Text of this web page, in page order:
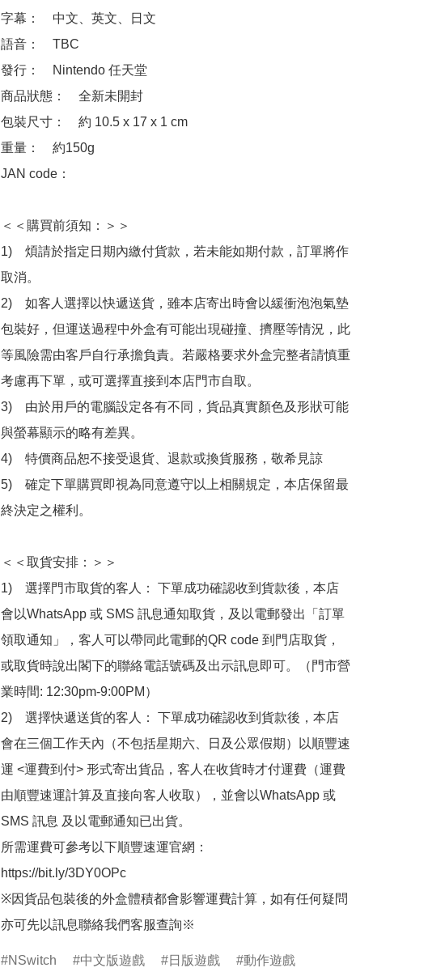
字幕：　中文、英文、日文
語音：　TBC
發行：　Nintendo 任天堂
商品狀態：　全新未開封
包裝尺寸：　約 10.5 x 17 x 1 cm
重量：　約150g
JAN code：
＜＜購買前須知：＞＞
1)　煩請於指定日期內繳付貨款，若未能如期付款，訂單將作
取消。
2)　如客人選擇以快遞送貨，雖本店寄出時會以緩衝泡泡氣墊
包裝好，但運送過程中外盒有可能出現碰撞、擠壓等情況，此
等風險需由客戶自行承擔負責。若嚴格要求外盒完整者請慎重
考慮再下單，或可選擇直接到本店門市自取。
3)　由於用戶的電腦設定各有不同，貨品真實顏色及形狀可能
與螢幕顯示的略有差異。
4)　特價商品恕不接受退貨、退款或換貨服務，敬希見諒
5)　確定下單購買即視為同意遵守以上相關規定，本店保留最
終決定之權利。
＜＜取貨安排：＞＞
1)　選擇門市取貨的客人： 下單成功確認收到貨款後，本店
會以WhatsApp 或 SMS 訊息通知取貨，及以電郵發出「訂單
領取通知」，客人可以帶同此電郵的QR code 到門店取貨，
或取貨時說出閣下的聯絡電話號碼及出示訊息即可。（門市營
業時間: 12:30pm-9:00PM）
2)　選擇快遞送貨的客人： 下單成功確認收到貨款後，本店
會在三個工作天內（不包括星期六、日及公眾假期）以順豐速
運 <運費到付> 形式寄出貨品，客人在收貨時才付運費（運費
由順豐速運計算及直接向客人收取），並會以WhatsApp 或
SMS 訊息 及以電郵通知已出貨。
所需運費可參考以下順豐速運官網：
https://bit.ly/3DY0OPc
※因貨品包裝後的外盒體積都會影響運費計算，如有任何疑問
亦可先以訊息聯絡我們客服查詢※
NSwitch 中文版遊戲 日版遊戲
動作遊戲